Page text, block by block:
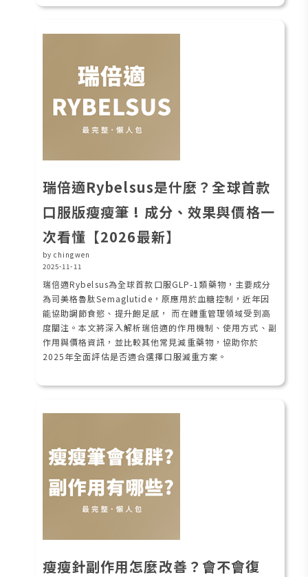
瑞倍適Rybelsus是什麼？全球首款
口服版瘦瘦筆 ! 成分、效果與價格一
次看懂【2026最新】
by chingwen
2025-11-11
瑞倍適Rybelsus為全球首款口服GLP-1類藥物，主要成分
為司美格魯肽Semaglutide，原應用於血糖控制，近年因
能協助調節食慾、提升飽足感， 而在體重管理領域受到高
度關注。本文將深入解析瑞倍適的作用機制、使用方式、副
作用與價格資訊，並比較其他常見減重藥物，協助你於
2025年全面評估是否適合選擇口服減重方案。
瘦瘦針副作用怎麼改善？會不會復